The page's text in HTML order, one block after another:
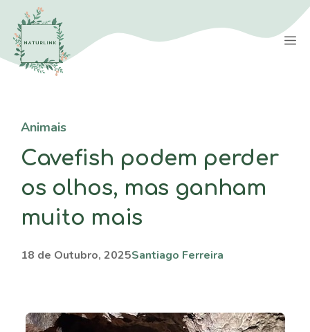
Saltar
para
conteúdo
Animais
Cavefish podem perder
os olhos, mas ganham
muito mais
18 de Outubro, 2025Santiago Ferreira